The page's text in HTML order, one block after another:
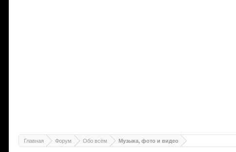
Главная Форум Обо всём Музыка, фото и видео